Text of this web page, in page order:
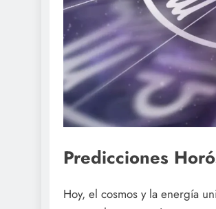
Predicciones
Hoy, el cosmos y la energía